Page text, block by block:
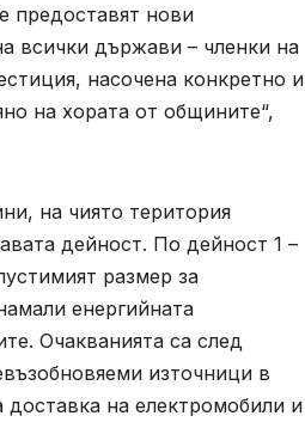
предоставят нови
всички държави – членки на
насочена конкретно и
на хората от общините“,
на чиято територия
дейност. По дейност 1 –
размер за
енергийната
Очакванията са след
източници в
на електромобили и